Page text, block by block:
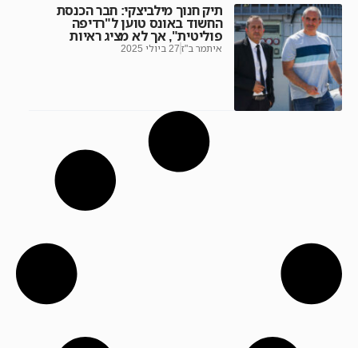
תיק חנוך מילביצקי: חבר הכנסת
החשוד באונס טוען ל"רדיפה
פוליטית", אך לא מציג ראיות
איתמר ב"ז27 ביולי 2025